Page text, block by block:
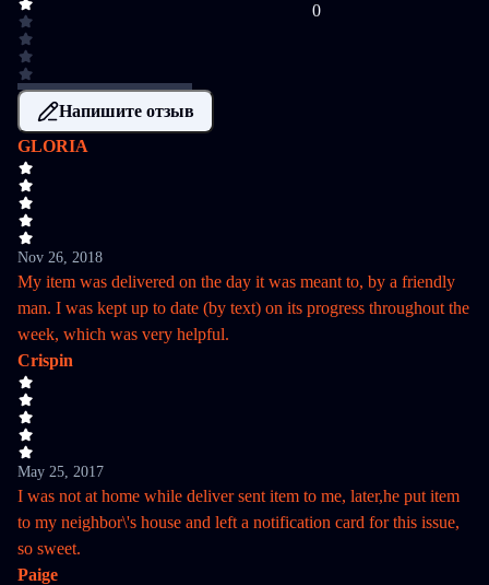
0
Напишите отзыв
GLORIA
Nov 26, 2018
My item was delivered on the day it was meant to, by a friendly
man. I was kept up to date (by text) on its progress throughout the
week, which was very helpful.
Crispin
May 25, 2017
I was not at home while deliver sent item to me, later,he put item
to my neighbor\'s house and left a notification card for this issue,
so sweet.
Paige